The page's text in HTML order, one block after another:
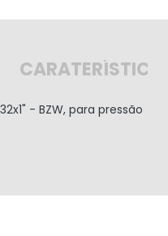
- BZW, para pressão